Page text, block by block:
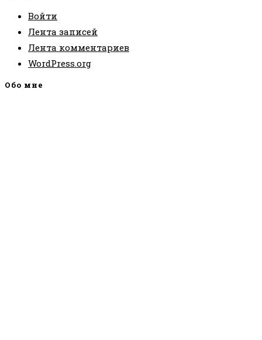
Войти
Лента записей
Лента комментариев
WordPress.org
Обо мне